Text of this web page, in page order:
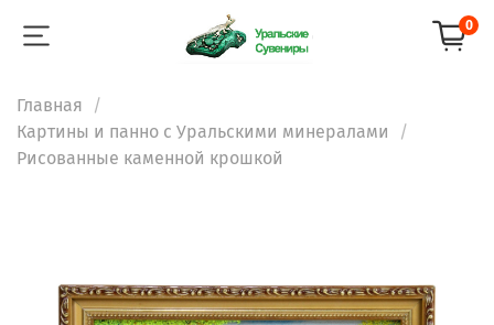
0
Главная
Картины и панно с Уральскими минералами
Рисованные каменной крошкой